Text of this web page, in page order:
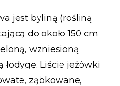
jest byliną (rośliną
do około 150 cm
wzniesioną,
łodygę. Liście jeżówki
ząbkowane,